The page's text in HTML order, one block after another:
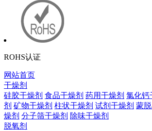
ROHS认证
网站首页
干燥剂
硅胶干燥剂 食品干燥剂 药用干燥剂 氯化钙
剂 矿物干燥剂 柱状干燥剂 试剂干燥剂 蒙
燥剂 分子筛干燥剂 除味干燥剂
脱氧剂